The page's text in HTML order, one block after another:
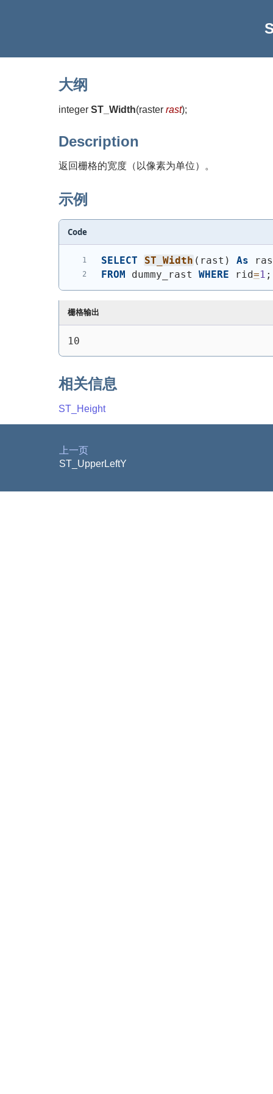
大纲
integer ST_Width(raster rast);
Description
返回栅格的宽度（以像素为单位）。
示例
Code
SELECT ST_Width ( rast ) As
FROM
dummy_rast WHERE rid=1 ;
栅格输出
10
相关信息
ST_Height
上一页
ST_UpperLeftY